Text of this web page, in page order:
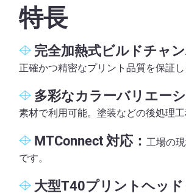
特長
完全加熱式ビルドチャン
正確かつ精密なプリント品質を保証し
多彩なカラーバリエーシ
素材で利用可能。塗装などの後処理工
MTConnect 対応： 工場の
です。
大型T40プリントヘッド